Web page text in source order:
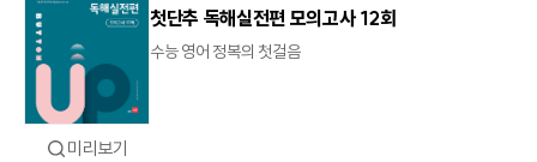
미리보기
첫단추 독해실전편 모의고사 12회
수능 영어 정복의 첫걸음